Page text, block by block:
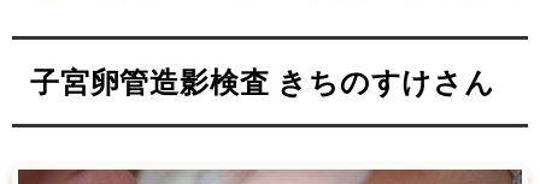
子宮卵管造影検査 きちのすけさん